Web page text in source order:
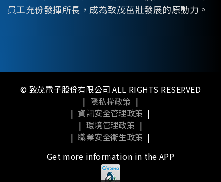
員工充份發揮所長，成為致茂茁壯發展的原動力。
© 致茂電子股份有限公司 ALL RIGHTS RESERVED
| 隱私權政策 |
| 資訊安全管理政策 |
| 環境管理政策 |
| 職業安全衛生政策 |
Get more information in the APP